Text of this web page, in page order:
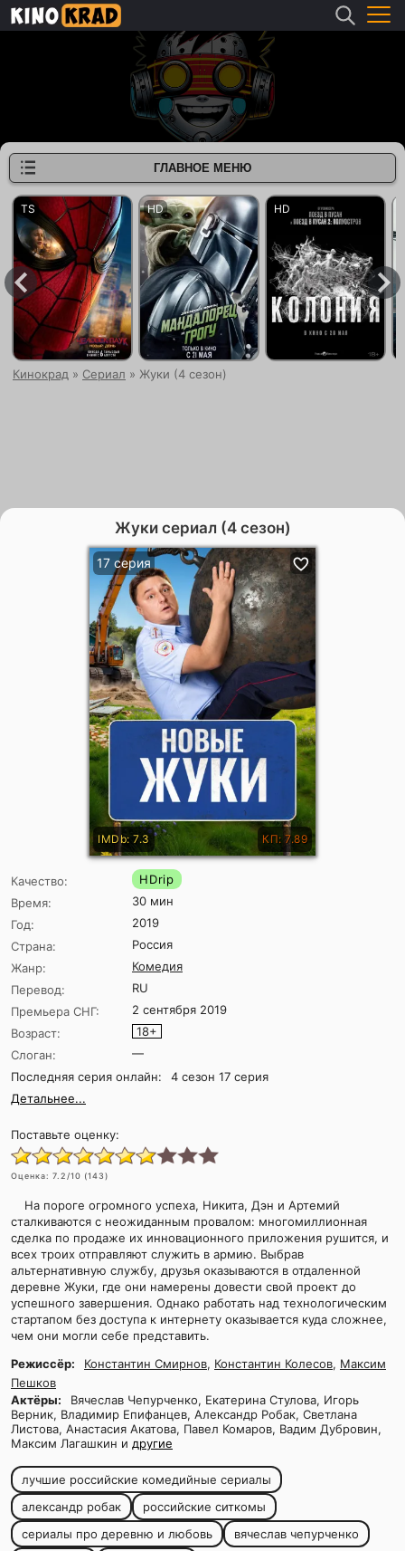
Кинокрад » Сериал » Жуки (4 сезон)
Жуки сериал (4 сезон)
IMDb: 7.3 КП: 7.89
17 серия
Качество:
HDrip
Время:
30 мин
Год:
2019
Страна:
Россия
Жанр:
Комедия
Перевод:
RU
Премьера СНГ:
2 сентября 2019
Возраст:
18+
Слоган:
—
Последняя серия онлайн:
4 сезон 17 серия
Детальнее...
Поставьте оценку:
Оценка: 7.2/10 (143)
На пороге огромного успеха, Никита, Дэн и Артемий
сталкиваются с неожиданным провалом: многомиллионная
сделка по продаже их инновационного приложения рушится, и
всех троих отправляют служить в армию. Выбрав
альтернативную службу, друзья оказываются в отдаленной
деревне Жуки, где они намерены довести свой проект до
успешного завершения. Однако работать над технологическим
стартапом без доступа к интернету оказывается куда сложнее,
чем они могли себе представить.
Режиссёр:
Константин Смирнов, Константин Колесов, Максим
Пешков
Актёры:
Вячеслав Чепурченко, Екатерина Стулова, Игорь
Верник, Владимир Епифанцев, Александр Робак, Светлана
Листова, Анастасия Акатова, Павел Комаров, Вадим Дубровин,
Максим Лагашкин и другие
лучшие российские комедийные сериалы
александр робак
российские ситкомы
сериалы про деревню и любовь
вячеслав чепурченко
ГЛАВНОЕ МЕНЮ